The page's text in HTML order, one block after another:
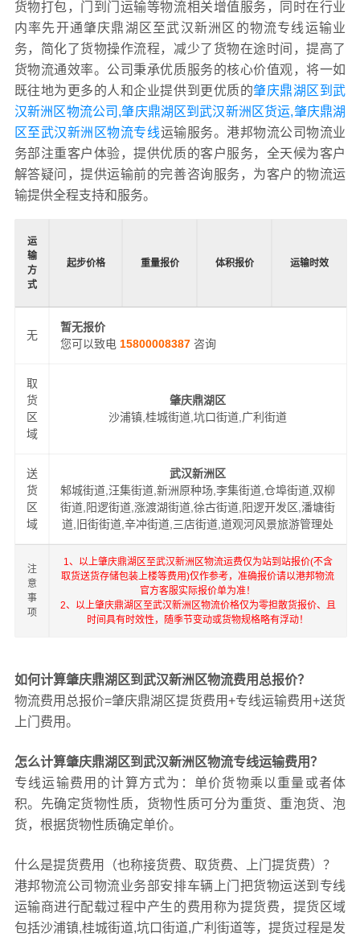
货物打包，门到门运输等物流相关增值服务，同时在行业
内率先开通肇庆鼎湖区至武汉新洲区的物流专线运输业
务，简化了货物操作流程，减少了货物在途时间，提高了
货物流通效率。公司秉承优质服务的核心价值观，将一如
既往地为更多的人和企业提供到更优质的肇庆鼎湖区到武
汉新洲区物流公司,肇庆鼎湖区到武汉新洲区货运,肇庆鼎湖
区至武汉新洲区物流专线运输服务。港邦物流公司物流业
务部注重客户体验，提供优质的客户服务，全天候为客户
解答疑问，提供运输前的完善咨询服务，为客户的物流运
输提供全程支持和服务。
运
输
方
式
起步价格 重量报价 体积报价 运输时效
无
暂无报价
您可以致电 15800008387 咨询
取
货
区
域
肇庆鼎湖区
沙浦镇,桂城街道,坑口街道,广利街道
送
货
区
域
武汉新洲区
邾城街道,汪集街道,新洲原种场,李集街道,仓埠街道,双柳
街道,阳逻街道,涨渡湖街道,徐古街道,阳逻开发区,潘塘街
道,旧街街道,辛冲街道,三店街道,道观河风景旅游管理处
注
意
事
项
1、以上肇庆鼎湖区至武汉新洲区物流运费仅为站到站报价(不含
取货送货存储包装上楼等费用)仅作参考，准确报价请以港邦物流
官方客服实际报价单为准！
2、以上肇庆鼎湖区至武汉新洲区物流价格仅为零担散货报价、且
时间具有时效性，随季节变动或货物规格略有浮动！
如何计算肇庆鼎湖区到武汉新洲区物流费用总报价？
物流费用总报价=肇庆鼎湖区提货费用+专线运输费用+送货
上门费用。
怎么计算肇庆鼎湖区到武汉新洲区物流专线运输费用？
专线运输费用的计算方式为：单价货物乘以重量或者体
积。先确定货物性质，货物性质可分为重货、重泡货、泡
货，根据货物性质确定单价。
什么是提货费用（也称接货费、取货费、上门提货费）？
港邦物流公司物流业务部安排车辆上门把货物运送到专线
运输商进行配载过程中产生的费用称为提货费，提货区域
包括沙浦镇,桂城街道,坑口街道,广利街道等，提货过程是发